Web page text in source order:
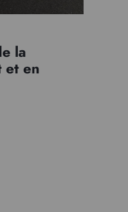
la
et en